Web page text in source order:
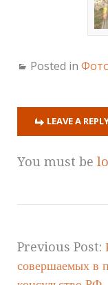
Posted in
LEAVE A
You must be
Previous Post:
совершаемых в